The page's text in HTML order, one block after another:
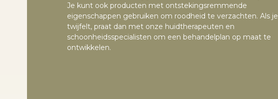
Je kunt ook producten met ontstekingsremmende
eigenschappen gebruiken om roodheid te verzachten. Als je
twijfelt, praat dan met onze huidtherapeuten en
schoonheidsspecialisten om een behandelplan op maat te
ontwikkelen.